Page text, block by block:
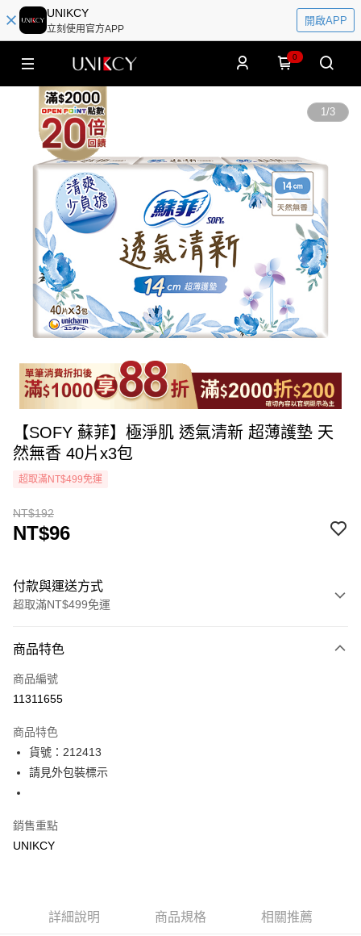
UNIKCY
立刻使用官方APP
開啟APP
0
1/3
【SOFY 蘇菲】極淨肌 透氣清新 超薄護墊 天
然無香 40片x3包
超取滿NT$499免運
NT$192
NT$96
付款與運送方式
超取滿NT$499免運
icash Pay
信用卡一次付款
LINE Pay
Apple Pay
商品特色
商品編號
11311655
商品特色
貨號：212413
請見外包裝標示
銷售重點
UNIKCY
詳細說明 商品規格 相關推薦